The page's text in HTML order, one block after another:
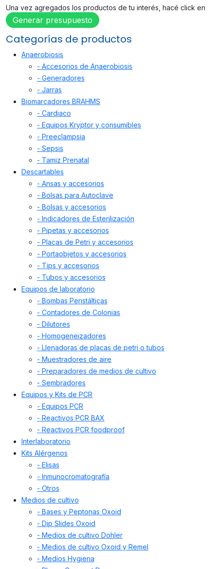
Una vez agregados los productos de tu interés, hacé click en
Generar presupuesto
Categorías de productos
Anaerobiosis
- Accesorios de Anaerobiosis
- Generadores
- Jarras
Biomarcadores BRAHMS
- Cardiaco
- Equipos Kryptor y consumibles
- Preeclampsia
- Sepsis
- Tamiz Prenatal
Descartables
- Ansas y accesorios
- Bolsas para Autoclave
- Bolsas y accesorios
- Indicadores de Esterilización
- Pipetas y accesorios
- Placas de Petri y accesorios
- Portaobjetos y accesorios
- Tips y accesorios
- Tubos y accesorios
Equipos de laboratorio
- Bombas Peristálticas
- Contadores de Colonias
- Dilutores
- Homogeneizadores
- Llenadoras de placas de petri o tubos
- Muestradores de aire
- Preparadores de medios de cultivo
- Sembradores
Equipos y Kits de PCR
- Equipos PCR
- Reactivos PCR BAX
- Reactivos PCR foodproof
Interlaboratorio
Kits Alérgenos
- Elisas
- Inmunocromatografía
- Otros
Medios de cultivo
- Bases y Peptonas Oxoid
- Dip Slides Oxoid
- Medios de cultivo Dohler
- Medios de cultivo Oxoid y Remel
- Medios Hygiena